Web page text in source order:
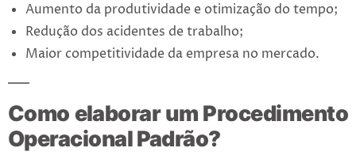
Aumento da produtividade e otimização do tempo;
Redução dos acidentes de trabalho;
Maior competitividade da empresa no mercado.
Como elaborar um Procedimento
Operacional Padrão?